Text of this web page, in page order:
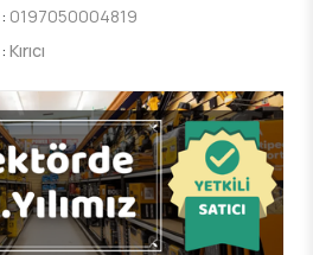
: 0197050004819
: Kırıcı